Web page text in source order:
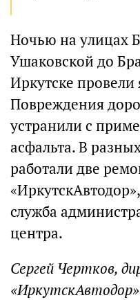
Ночью на улицах
Ушаковской до
Иркутске
Повреждения
устранили с
асфальта. В
работали две
служба
центра.
Сергей Чертков,
«ИркутскАвтодор»